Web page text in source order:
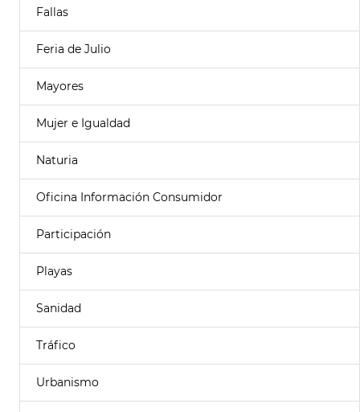
Fallas
Feria de Julio
Mayores
Mujer e Igualdad
Naturia
Oficina Información Consumidor
Participación
Playas
Sanidad
Tráfico
Urbanismo